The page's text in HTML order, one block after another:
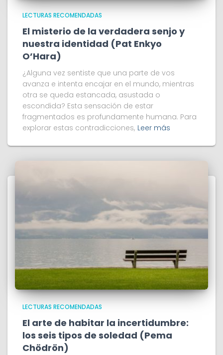
LECTURAS RECOMENDADAS
El misterio de la verdadera senjo y
nuestra identidad (Pat Enkyo
O’Hara)
¿Alguna vez sentiste que una parte de vos
avanza e intenta encajar en el mundo, mientras
otra se queda estancada, asustada o
escondida? Esta sensación de estar
fragmentados es profundamente humana. Para
explorar estas contradicciones, Leer más
LECTURAS RECOMENDADAS
El arte de habitar la incertidumbre:
los seis tipos de soledad (Pema
Chödrön)